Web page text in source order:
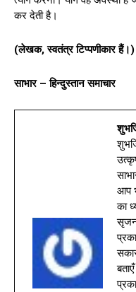
कर देती है।
(लेखक, स्वतंत्र टिप्पणीकार हैं।)
साभार – हिन्दुस्तान समाचार
आप
का